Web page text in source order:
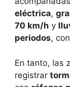
eléctrica,
70 km/h y
períodos,
En tanto, las
registrar